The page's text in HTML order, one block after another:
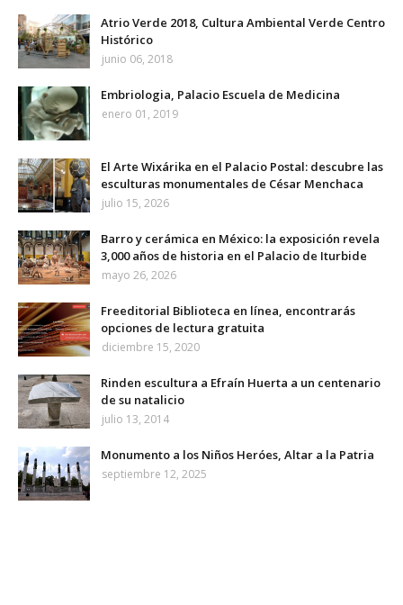
Atrio Verde 2018, Cultura Ambiental Verde Centro
Histórico
junio 06, 2018
Embriologia, Palacio Escuela de Medicina
enero 01, 2019
El Arte Wixárika en el Palacio Postal: descubre las
esculturas monumentales de César Menchaca
julio 15, 2026
Barro y cerámica en México: la exposición revela
3,000 años de historia en el Palacio de Iturbide
mayo 26, 2026
Freeditorial Biblioteca en línea, encontrarás
opciones de lectura gratuita
diciembre 15, 2020
Rinden escultura a Efraín Huerta a un centenario
de su natalicio
julio 13, 2014
Monumento a los Niños Heróes, Altar a la Patria
septiembre 12, 2025